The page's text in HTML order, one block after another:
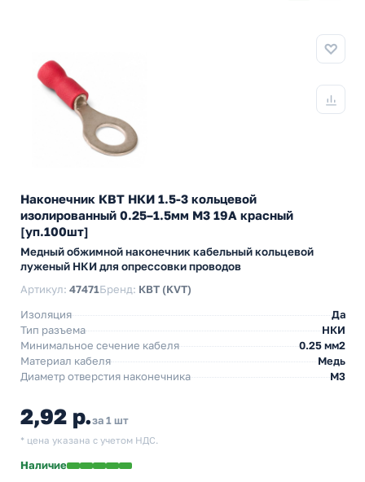
Наконечник КВТ НКИ 1.5-3 кольцевой
изолированный 0.25–1.5мм М3 19А красный
[уп.100шт]
Медный обжимной наконечник кабельный кольцевой
луженый НКИ для опрессовки проводов
Артикул: 47471Бренд: КВТ (KVT)
Изоляция
Да
Тип разъема
НКИ
Минимальное сечение кабеля
0.25 мм2
Материал кабеля
Медь
Диаметр отверстия наконечника
М3
2,92 р.за 1 шт
* цена указана с учетом НДС.
Наличие